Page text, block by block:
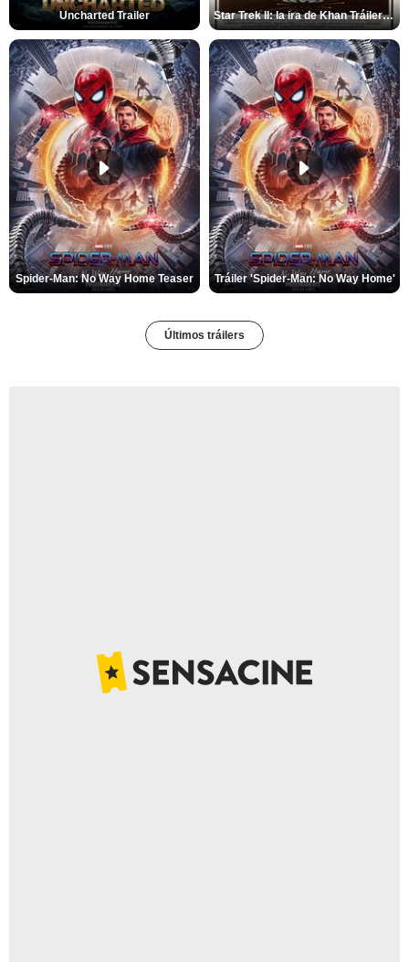
Uncharted Trailer Star Trek II: la ira de Khan Tráiler VO
Spider-Man: No Way Home Teaser Tráiler 'Spider-Man: No Way Home'
Últimos tráilers